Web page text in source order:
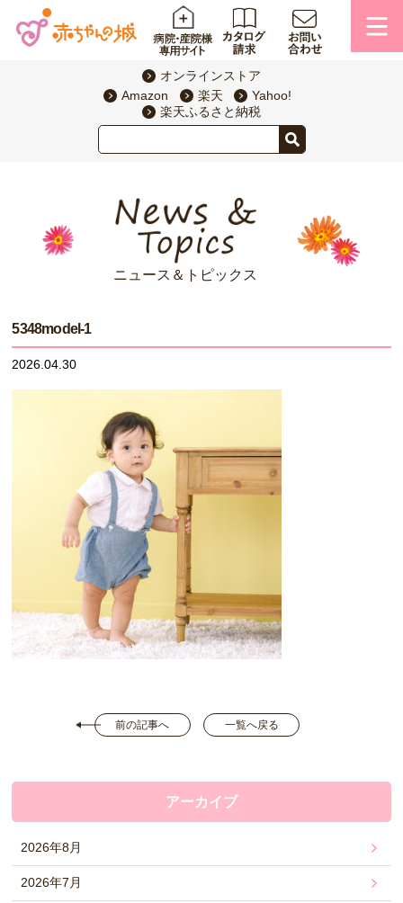
オンラインストア
Amazon
楽天
Yahoo!
楽天ふるさと納税
ニュース＆トピックス
5348model-1
2026.04.30
前の記事へ 一覧へ戻る
アーカイブ
2026年8月
2026年7月